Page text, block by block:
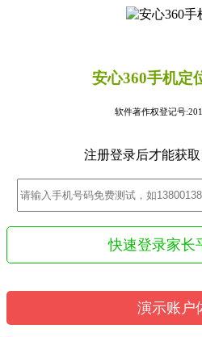
安心360手机定
软件著作权登记号
注册登录后才能获
快速登录家长
演示账户